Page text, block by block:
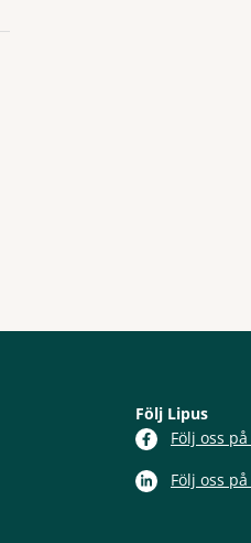
Följ Lipus
Följ oss
Följ oss